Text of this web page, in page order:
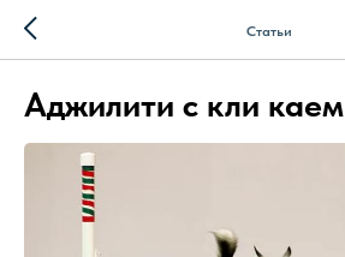
Статьи
Аджилити с кли каем